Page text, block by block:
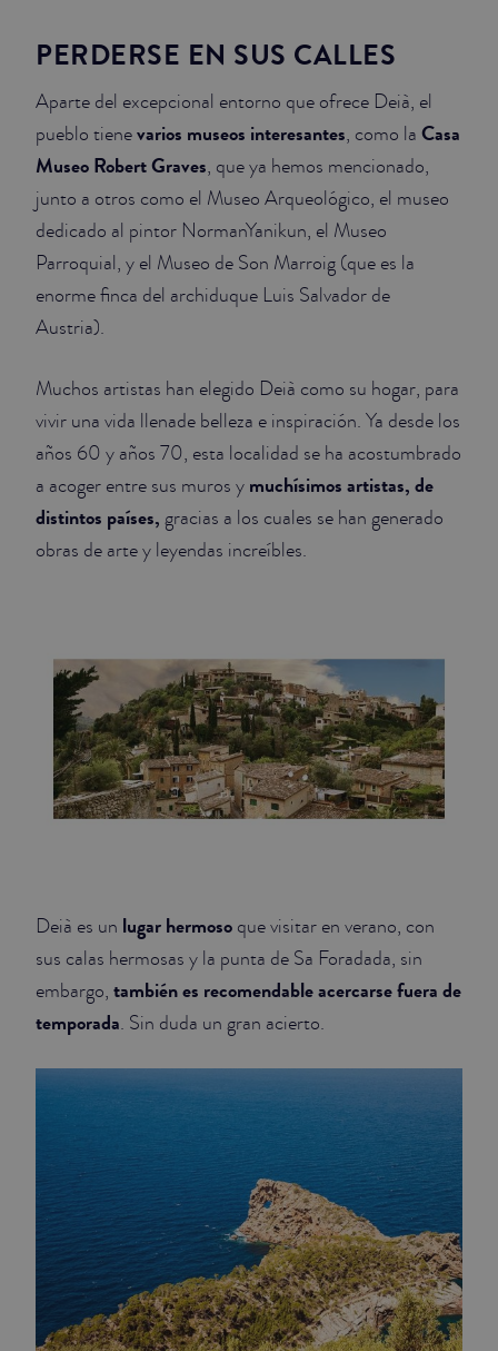
PERDERSE EN SUS CALLES
Aparte del excepcional entorno que ofrece Deià, el
pueblo tienevarios museos interesantes, como la Casa
Museo Robert Graves, que ya hemos mencionado,
junto a otros como el Museo Arqueológico, el museo
dedicado al pintor NormanYanikun, el Museo
Parroquial, y el Museo de Son Marroig (que es la
enorme finca del archiduque Luis Salvador de
Austria).
Muchos artistas han elegido Deià como su hogar, para
vivir una vida llenade belleza e inspiración. Ya desde los
años 60 y años 70, esta localidad se ha acostumbrado
a acoger entre sus muros y muchísimos artistas, de
distintos países, gracias a los cuales se han generado
obras de arte y leyendas increíbles.
Deià es un lugar hermoso que visitar en verano, con
sus calas hermosas y la punta de Sa Foradada, sin
embargo, también es recomendable acercarse fuera de
temporada. Sin duda un gran acierto.